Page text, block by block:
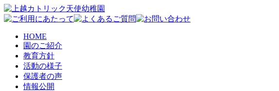
HOME
園のご紹介
教育方針
活動の様子
保護者の声
情報公開